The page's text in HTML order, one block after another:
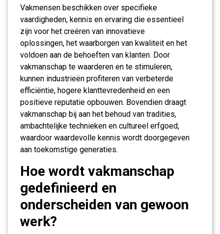
Vakmensen beschikken over specifieke
vaardigheden, kennis en ervaring die essentieel
zijn voor het creëren van innovatieve
oplossingen, het waarborgen van kwaliteit en het
voldoen aan de behoeften van klanten. Door
vakmanschap te waarderen en te stimuleren,
kunnen industrieën profiteren van verbeterde
efficiëntie, hogere klanttevredenheid en een
positieve reputatie opbouwen. Bovendien draagt
vakmanschap bij aan het behoud van tradities,
ambachtelijke technieken en cultureel erfgoed,
waardoor waardevolle kennis wordt doorgegeven
aan toekomstige generaties.
Hoe wordt vakmanschap
gedefinieerd en
onderscheiden van gewoon
werk?